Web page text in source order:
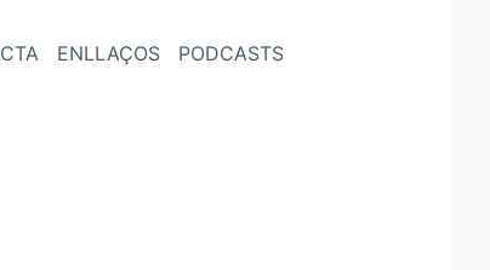
ENLLAÇOS
PODCASTS